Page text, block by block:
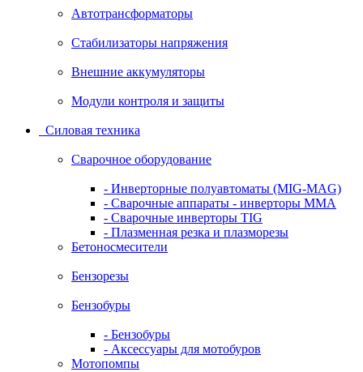
Автотрансформаторы
Стабилизаторы напряжения
Внешние аккумуляторы
Модули контроля и защиты
Силовая техника
Сварочное оборудование
- Инверторные полуавтоматы (MIG-MAG)
- Сварочные аппараты - инверторы ММА
- Сварочные инверторы TIG
- Плазменная резка и плазморезы
Бетоносмесители
Бензорезы
Бензобуры
- Бензобуры
- Аксессуары для мотобуров
Мотопомпы